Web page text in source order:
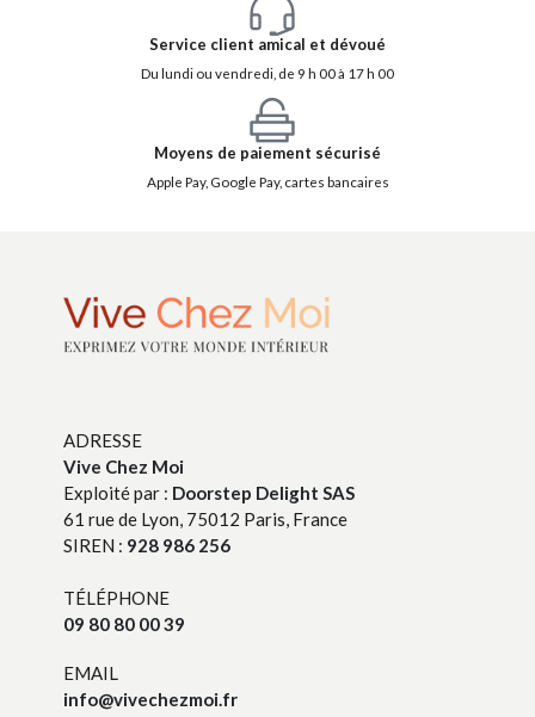
Service client amical et dévoué
Du lundi ou vendredi, de 9 h 00 à 17 h 00
Moyens de paiement sécurisé
Apple Pay, Google Pay, cartes bancaires
ADRESSE
Vive Chez Moi
Exploité par : Doorstep Delight SAS
61 rue de Lyon, 75012 Paris, France
SIREN : 928 986 256
TÉLÉPHONE
09 80 80 00 39
EMAIL
info@vivechezmoi.fr